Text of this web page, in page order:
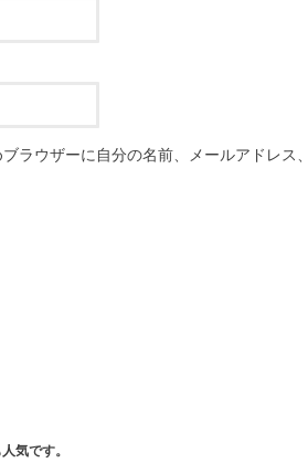
ラウザーに自分の名前、メールアドレス
気です。